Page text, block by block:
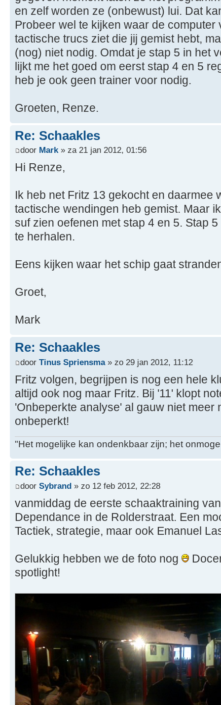
en zelf worden ze (onbewust) lui. Dat
Probeer wel te kijken waar de computer
tactische trucs ziet die jij gemist hebt,
(nog) niet nodig. Omdat je stap 5 in het
lijkt me het goed om eerst stap 4 en 5
heb je ook geen trainer voor nodig.
Groeten, Renze.
Re: Schaakles
door Mark» za 21 jan 2012, 01:56
Hi Renze,
Ik heb net Fritz 13 gekocht en daarmee
tactische wendingen heb gemist. Maar
suf zien oefenen met stap 4 en 5. Stap
te herhalen.
Eens kijken waar het schip gaat
Groet,
Mark
Re: Schaakles
door Tinus Spriensma» zo 29 jan 2012, 11:12
Fritz volgen, begrijpen is nog een hele
altijd ook nog maar Fritz. Bij '11' klopt
'Onbeperkte analyse' al gauw niet meer
onbeperkt!
"Het mogelijke kan ondenkbaar zijn; het
Re: Schaakles
door Sybrand » zo 12 feb 2012, 22:28
vanmiddag de eerste schaaktraining
Dependance in de Rolderstraat. Een
Tactiek, strategie, maar ook Emanuel
Gelukkig hebben we de foto nog
spotlight!